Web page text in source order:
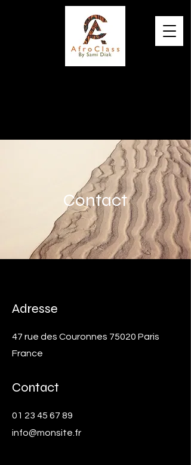
Contact
Adresse
​47 rue des Couronnes 75020 Paris
France
Contact
01 23 45 67 89
info@monsite.fr